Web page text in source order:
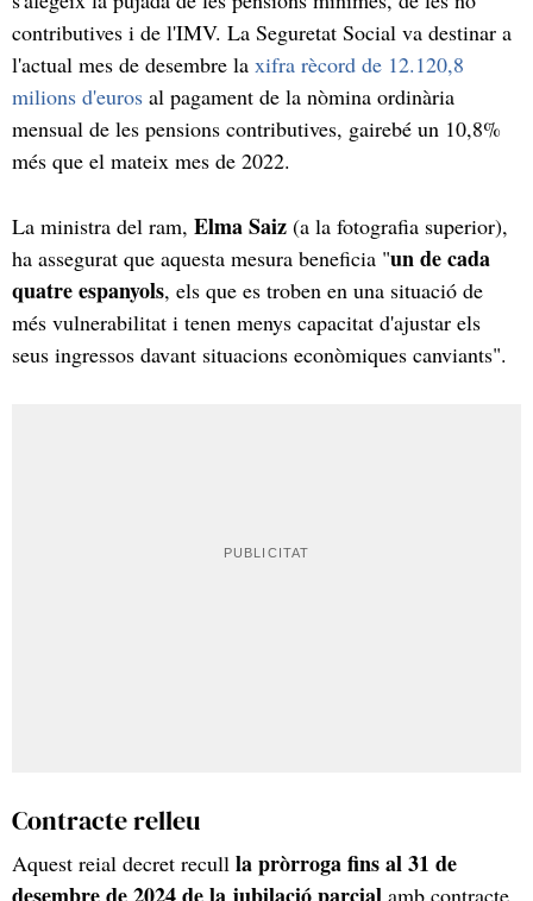
contributives i de l'IMV. La Seguretat Social va destinar a
l'actual mes de desembre la xifra rècord de 12.120,8
milions d'euros al pagament de la nòmina ordinària
mensual de les pensions contributives, gairebé un 10,8%
més que el mateix mes de 2022.
La ministra del ram, Elma Saiz (a la fotografia superior),
ha assegurat que aquesta mesura beneficia "un de cada
quatre espanyols, els que es troben en una situació de
més vulnerabilitat i tenen menys capacitat d'ajustar els
seus ingressos davant situacions econòmiques canviants".
Contracte relleu
Aquest reial decret recull la pròrroga fins al 31 de
desembre de 2024 de la jubilació parcial amb contracte